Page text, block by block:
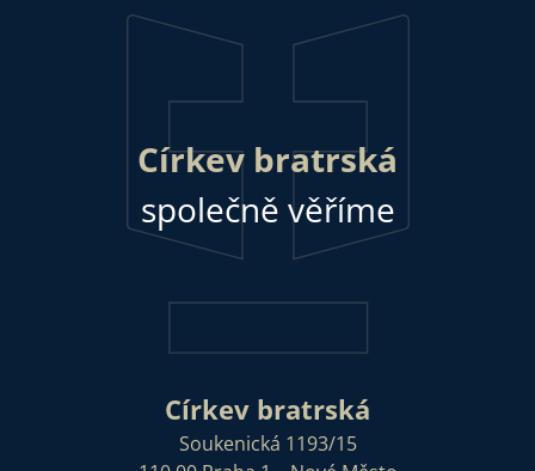
Církev bratrská
společně věříme
Církev bratrská
Soukenická 1193/15